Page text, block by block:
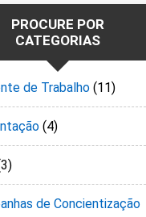
PROCURE POR
CATEGORIAS
de Trabalho (11)
(4)
de Concientização